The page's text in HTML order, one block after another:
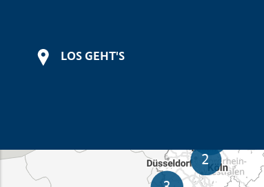
LOS GEHT'S